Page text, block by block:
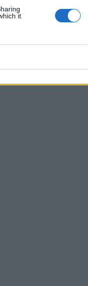
it
καταλήξουμε σε συμφωνία»